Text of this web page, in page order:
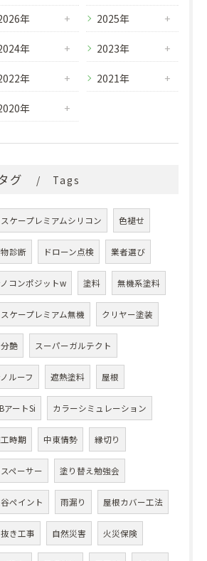
年 2025年
年 2023年
年 2021年
年
グ Tags
ケープレミアムシリコン 色褪せ
診断 ドローン点検 業者選び
コンポジットw 塗料 無機系塗料
ケープレミアム無機 クリヤー塗装
艶 スーパーガルテクト
ルーフ 遮熱塗料 屋根
アートSi カラーシミュレーション
時期 中東情勢 縁切り
ペーサー 塗り替え勉強会
ペイント 雨漏り 屋根カバー工法
き工事 自然災害 火災保険